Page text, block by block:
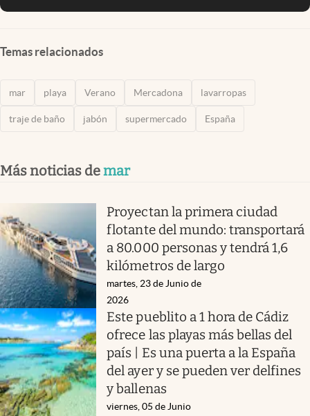
Temas relacionados
mar playa Verano Mercadona lavarropas
traje de baño jabón supermercado España
Más noticias demar
Proyectan la primera ciudad
flotante del mundo: transportará
a 80.000 personas y tendrá 1,6
kilómetros de largo
martes, 23 de Junio de
2026
Este pueblito a 1 hora de Cádiz
ofrece las playas más bellas del
país | Es una puerta a la España
del ayer y se pueden ver delfines
y ballenas
viernes, 05 de Junio